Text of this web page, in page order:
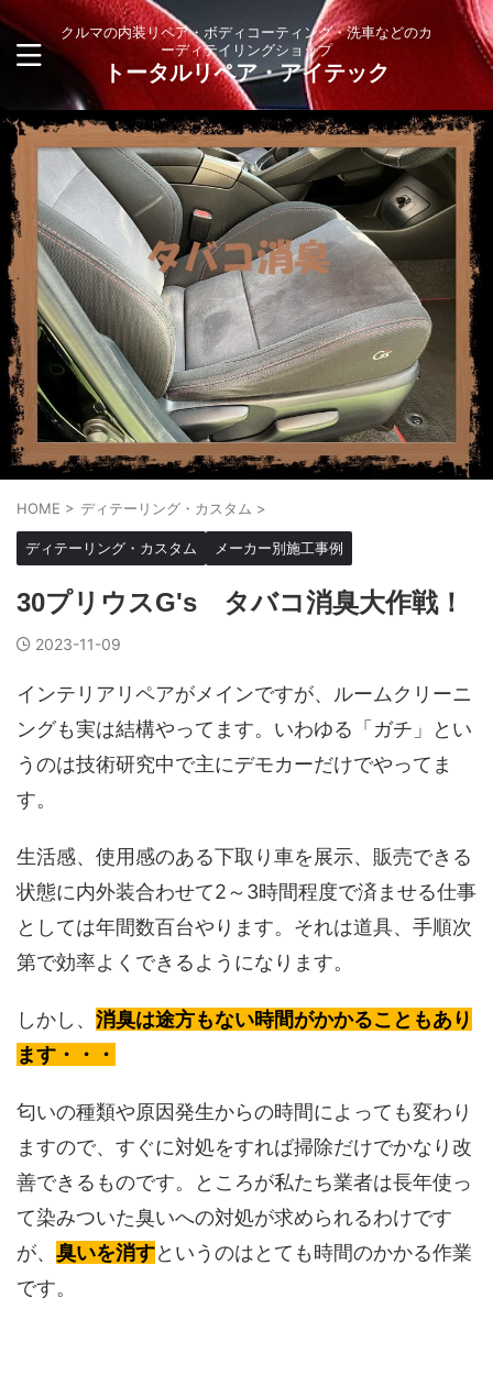
クルマの内装リペア・ボディコーティング・洗車などのカ
ーディテイリングショップ
トータルリペア・アイテック
HOME > ディテーリング・カスタム >
ディテーリング・カスタム メーカー別施工事例
30プリウスG's タバコ消臭大作戦！
2023-11-09
インテリアリペアがメインですが、ルームクリーニ
ングも実は結構やってます。いわゆる「ガチ」とい
うのは技術研究中で主にデモカーだけでやってま
す。
生活感、使用感のある下取り車を展示、販売できる
状態に内外装合わせて2～3時間程度で済ませる仕事
としては年間数百台やります。それは道具、手順次
第で効率よくできるようになります。
しかし、 消臭は途方もない時間がかかることもあり
ます・・・
匂いの種類や原因発生からの時間によっても変わり
ますので、すぐに対処をすれば掃除だけでかなり改
善できるものです。ところが私たち業者は長年使っ
て染みついた臭いへの対処が求められるわけです
が、 臭いを消すというのはとても時間のかかる作業
です。